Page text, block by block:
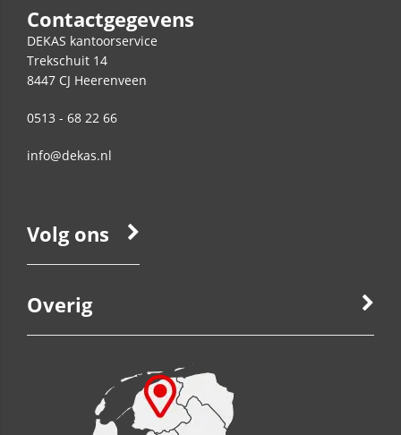
Contactgegevens
DEKAS kantoorservice
Trekschuit 14
8447 CJ Heerenveen
0513 - 68 22 66
info@dekas.nl
Volg ons
Overig